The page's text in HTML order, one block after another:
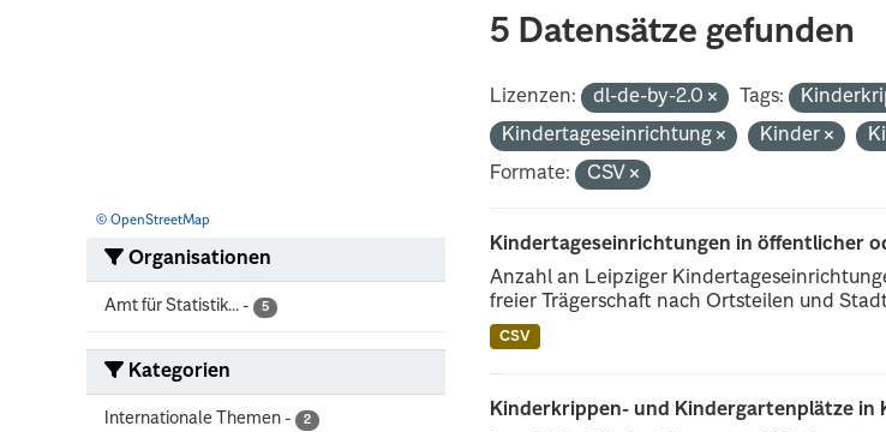
© OpenStreetMap
Organisationen
Amt für Statistik... - 5
Kategorien
Internationale Themen - 2
5 Datensätze gefunden
Lizenzen: dl-de-by-2.0 Tags:
Kindertageseinrichtung
Kinder
Formate:
CSV
Kindertageseinrichtungen in öffentlicher
Anzahl an Leipziger
freier Trägerschaft nach Ortsteilen und
CSV
Kinderkrippen- und Kindergartenplätze in